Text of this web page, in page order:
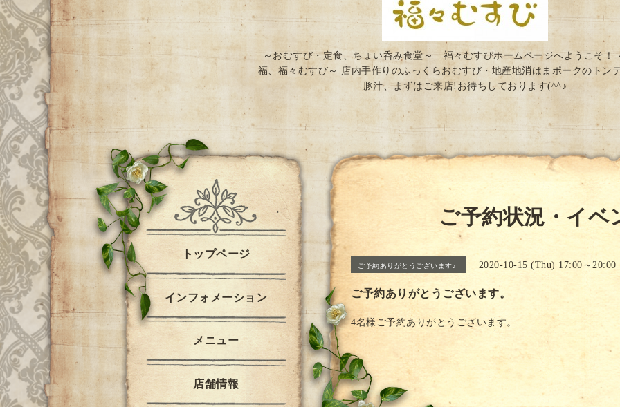
～おむすび・定食、ちょい呑み食堂～ 福々むすびホームページへようこそ！
福、福々むすび～ 店内手作りのふっくらおむすび・地産地消はまポークのトン
豚汁、まずはご来店!お待ちしております(^^♪
ご予約状況・イベ
ご予約ありがとうございます♪ 2020-10-15 (Thu) 17:00～20:00
ご予約ありがとうございます。
4名様ご予約ありがとうございます。
トップページ
インフォメーション
メニュー
店舗情報